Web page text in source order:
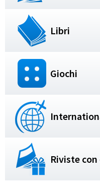
Libri
Giochi
Riviste